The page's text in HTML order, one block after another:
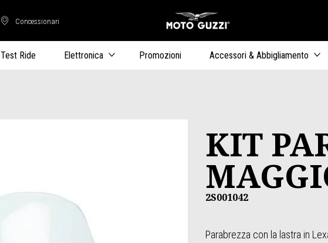
Concessionari
Concessionari
Test Ride Elettronica Promozioni Accessori & Abbigliamento
KIT
2S001042
Parabrezza con la lastra in